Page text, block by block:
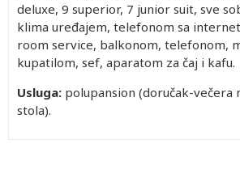
deluxe, 9 superior, 7 junior suit, sve
klima uređajem, telefonom sa
room service, balkonom, telefonom,
kupatilom, sef, aparatom za čaj i kafu.
Usluga: polupansion (doručak-večera
stola).